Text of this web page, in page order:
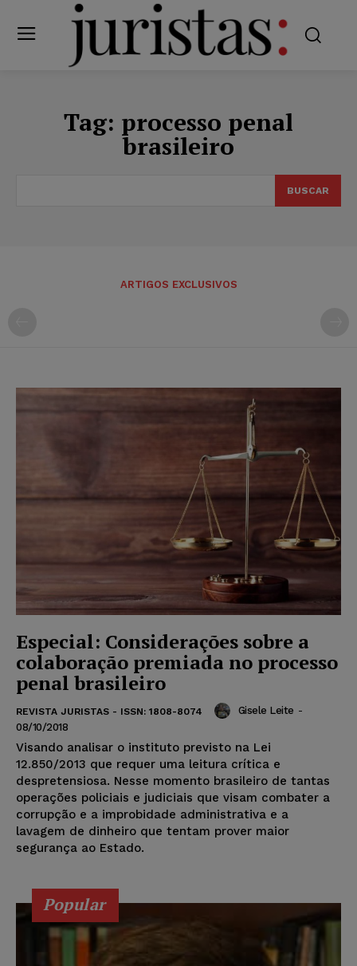
Tag: processo penal
brasileiro
BUSCAR
ARTIGOS EXCLUSIVOS
Especial: Considerações sobre a
colaboração premiada no processo
penal brasileiro
REVISTA JURISTAS - ISSN: 1808-8074 Gisele Leite -
08/10/2018
Visando analisar o instituto previsto na Lei
12.850/2013 que requer uma leitura crítica e
despretensiosa. Nesse momento brasileiro de tantas
operações policiais e judiciais que visam combater a
corrupção e a improbidade administrativa e a
lavagem de dinheiro que tentam prover maior
segurança ao Estado.
Popular